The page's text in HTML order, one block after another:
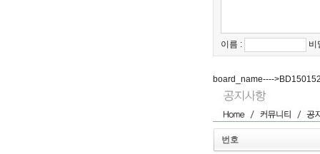
이름 : 비
board_name----
번호